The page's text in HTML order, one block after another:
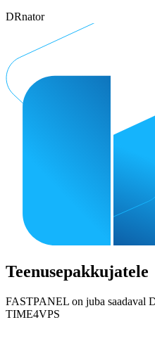
DRnator
Teenusepakkujatele
FASTPANEL on juba saadaval
TIME4VPS